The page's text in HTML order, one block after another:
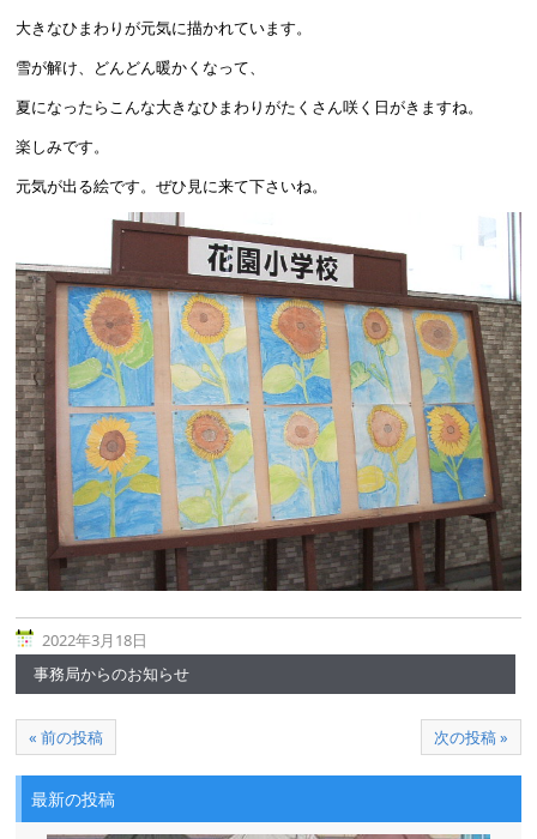
大きなひまわりが元気に描かれています。
雪が解け、どんどん暖かくなって、
夏になったらこんな大きなひまわりがたくさん咲く日がきますね。
楽しみです。
元気が出る絵です。ぜひ見に来て下さいね。
2022年3月18日
事務局からのお知らせ
« 前の投稿 次の投稿 »
最新の投稿